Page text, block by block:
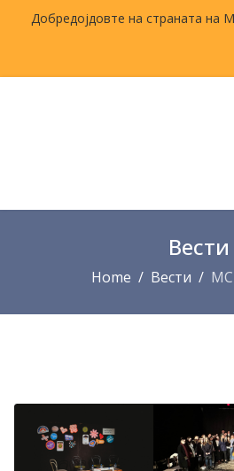
Добредојдовте на страната на
Вести
Home Вести